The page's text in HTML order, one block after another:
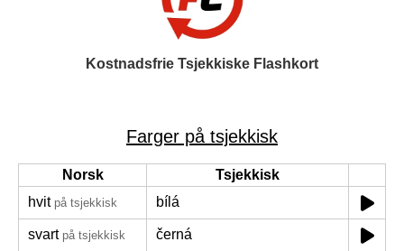
Kostnadsfrie Tsjekkiske Flashkort
Farger på tsjekkisk
Norsk
Tsjekkisk
hvit på tsjekkisk bílá
svart på tsjekkisk černá